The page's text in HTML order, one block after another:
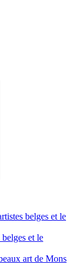
belges et le
et le
art de Mons